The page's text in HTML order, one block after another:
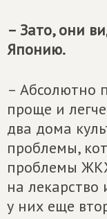
– Зато, они
Японию.
– Абсолютно
проще и
два дома
проблемы,
проблемы
на
у них еще